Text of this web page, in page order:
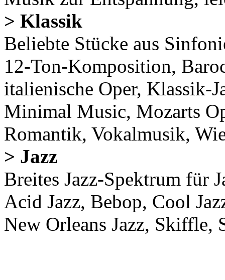
> Klassik
Beliebte Stücke aus
12-Ton-Komposition,
italienische Oper,
Minimal Music, Mozarts
Romantik, Vokalmusik,
> Jazz
Breites Jazz-Spektrum für
Acid Jazz, Bebop, Cool
New Orleans Jazz, Skiffle,